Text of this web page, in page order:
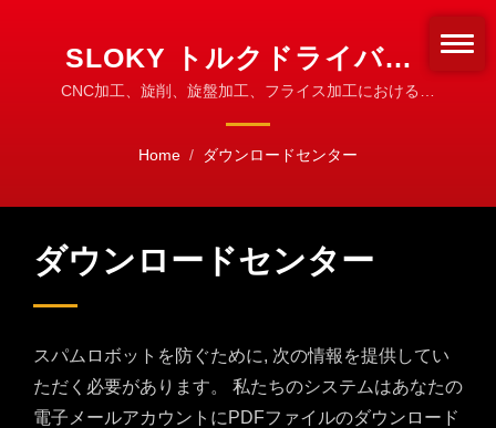
SLOKY トルクドライバー -
加工と産業用締め付けのた
めの精密制御
CNC加工、旋削、旋盤加工、フライス加工における用
Home / ダウンロードセンター
ダウンロードセンター
スパムロボットを防ぐために, 次の情報を提供してい
ただく必要があります。 私たちのシステムはあなたの
電子メールアカウントにPDFファイルのダウンロード